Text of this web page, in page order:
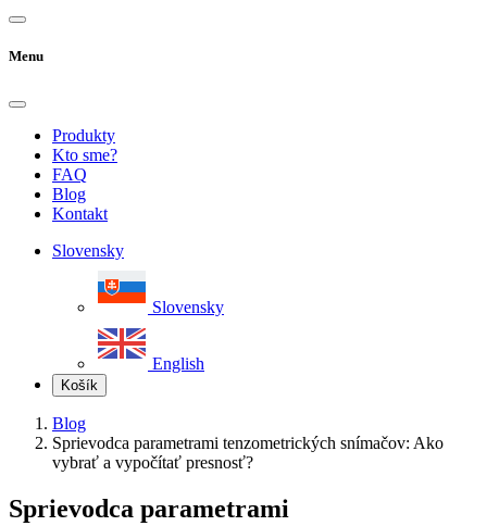
Menu
Produkty
Kto sme?
FAQ
Blog
Kontakt
Slovensky
Slovensky
English
Košík
Blog
Sprievodca parametrami tenzometrických snímačov: Ako
vybrať a vypočítať presnosť?
Sprievodca parametrami